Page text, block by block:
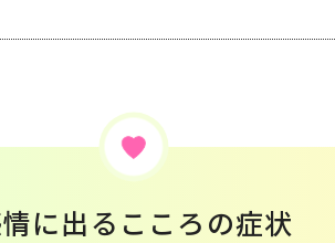
に出るこころの症状